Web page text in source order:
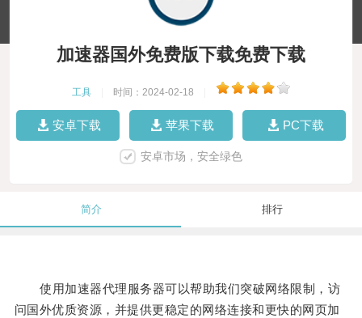
加速器国外免费版下载免费下载
工具 时间：2024-02-18
安卓下载 苹果下载 PC下载
安卓市场，安全绿色
简介 排行
使用加速器代理服务器可以帮助我们突破网络限制，访
问国外优质资源，并提供更稳定的网络连接和更快的网页加